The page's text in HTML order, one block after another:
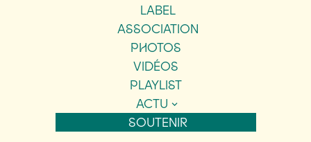
LABEL
ASSOCIATION
PHOTOS
VIDÉOS
PLAYLIST
ACTU
SOUTENIR